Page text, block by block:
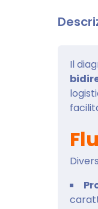
Il